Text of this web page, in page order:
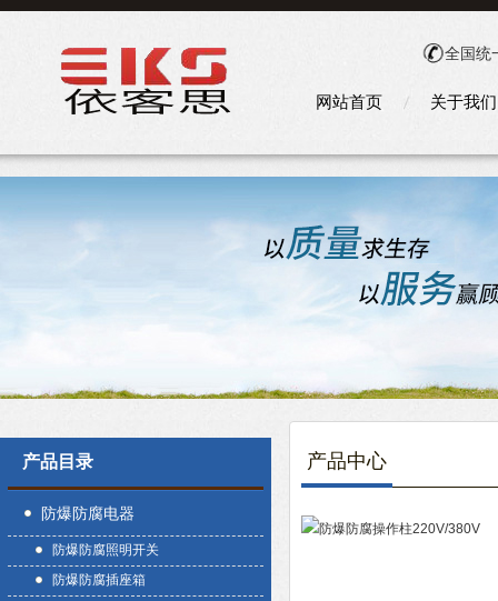
全国统
网站首页 关于我们
产品目录
防爆防腐电器
防爆防腐照明开关
防爆防腐插座箱
产品中心